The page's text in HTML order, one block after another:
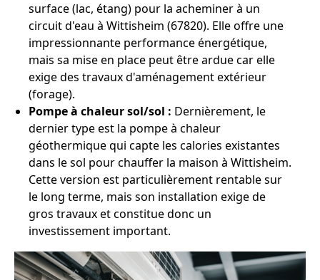
surface (lac, étang) pour la acheminer à un
circuit d'eau à Wittisheim (67820). Elle offre une
impressionnante performance énergétique,
mais sa mise en place peut être ardue car elle
exige des travaux d'aménagement extérieur
(forage).
Pompe à chaleur sol/sol : Dernièrement, le
dernier type est la pompe à chaleur
géothermique qui capte les calories existantes
dans le sol pour chauffer la maison à Wittisheim.
Cette version est particulièrement rentable sur
le long terme, mais son installation exige de
gros travaux et constitue donc un
investissement important.